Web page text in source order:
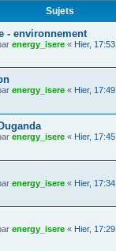
Sujets
- environnement
energy_isere « Hier, 17:53
energy_isere « Hier, 17:49
energy_isere « Hier, 17:45
energy_isere « Hier, 17:34
energy_isere « Hier, 17:29